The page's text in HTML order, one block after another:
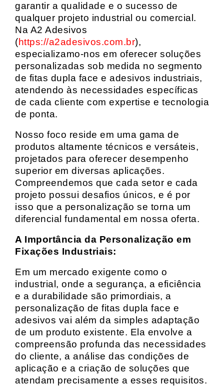
garantir a qualidade e o sucesso de
qualquer projeto industrial ou comercial.
Na A2 Adesivos
(https://a2adesivos.com.br),
especializamo-nos em oferecer soluções
personalizadas sob medida no segmento
de fitas dupla face e adesivos industriais,
atendendo às necessidades específicas
de cada cliente com expertise e tecnologia
de ponta.
Nosso foco reside em uma gama de
produtos altamente técnicos e versáteis,
projetados para oferecer desempenho
superior em diversas aplicações.
Compreendemos que cada setor e cada
projeto possui desafios únicos, e é por
isso que a personalização se torna um
diferencial fundamental em nossa oferta.
A Importância da Personalização em
Fixações Industriais:
Em um mercado exigente como o
industrial, onde a segurança, a eficiência
e a durabilidade são primordiais, a
personalização de fitas dupla face e
adesivos vai além da simples adaptação
de um produto existente. Ela envolve a
compreensão profunda das necessidades
do cliente, a análise das condições de
aplicação e a criação de soluções que
atendam precisamente a esses requisitos.